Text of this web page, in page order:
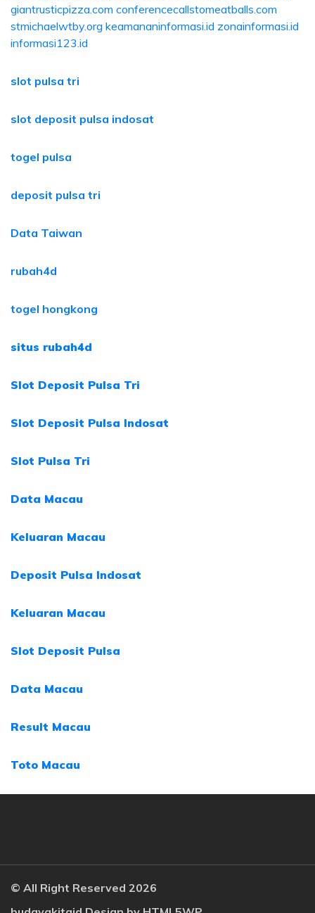
giantrusticpizza.com conferencecallstomeatballs.com
stmichaelwtby.org keamananinformasi.id zonainformasi.id
informasi123.id
slot pulsa tri
slot deposit pulsa indosat
togel pulsa
deposit pulsa tri
Data Taiwan
rubah4d
togel hongkong
situs rubah4d
Slot Deposit Pulsa Tri
Slot Deposit Pulsa Indosat
Slot Pulsa Tri
Data Macau
Keluaran Macau
Deposit Pulsa Indosat
Keluaran Macau
Slot Deposit Pulsa
Data Macau
Result Macau
Toto Macau
© All Right Reserved 2026